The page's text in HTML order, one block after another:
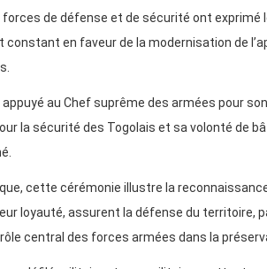
forces de défense et de sécurité ont exprimé
constant en faveur de la modernisation de
au Chef suprême des armées pour
la sécurité des Togolais et sa volonté de
cette cérémonie illustre la
loyauté, assurent la défense du territoire,
central des forces armées dans la